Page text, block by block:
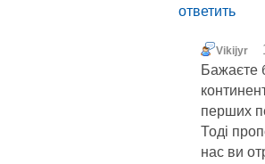
ответить
Vikijyr
Бажаєте
перших
Тоді
нас ви